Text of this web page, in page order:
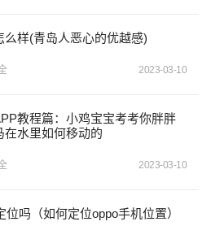
么样(青岛人恶心的优越感)
2023-03-10
教程篇：小鸡宝宝考考你胖胖
在水里如何移动的
2023-03-10
吗（如何定位oppo手机位置）